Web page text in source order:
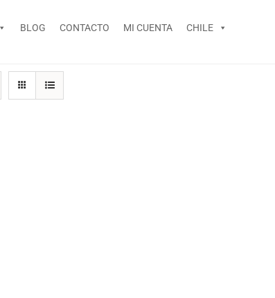
BLOG CONTACTO MI CUENTA CHILE